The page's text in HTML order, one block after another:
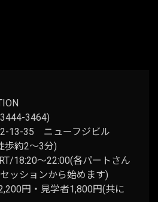
3464)
13-35 ニューフジビル
歩約2～3分)
18:20〜22:00(各パートさん
ッションから始めます)
円・見学者1,800円(共に